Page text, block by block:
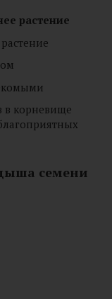
растение
в корневище
семени